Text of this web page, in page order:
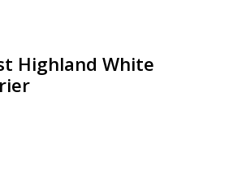
Highland White